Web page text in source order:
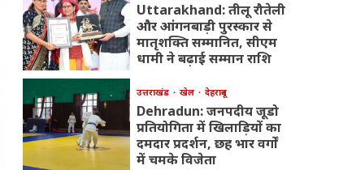
Uttarakhand: तीलू रौतेली
और आंगनबाड़ी पुरस्कार से
मातृशक्ति सम्मानित, सीएम
धामी ने बढ़ाई सम्मान राशि
उत्तराखंड खेल देहरादून
Dehradun: जनपदीय जूडो
प्रतियोगिता में खिलाड़ियों का
दमदार प्रदर्शन, छह भार वर्गों
में चमके विजेता